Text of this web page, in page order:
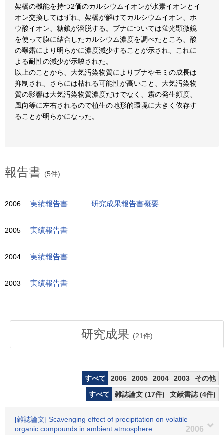
架橋の機能を持つ2価のカルシウムイオンが水素イオンとイ
オン交換してはずれ、架橋が解けてカルシウムイオン、ホ
ウ酸イオン、糖鎖が溶脱する。ブナについては蛍光顕微鏡
を使って膜に結合したカルシウム濃度を調べたところ、酸
の曝露により明らかに濃度減少することが示され、これに
よる耐性の減少が示唆された。
以上のことから、大気汚染物質によりブナやモミの成長は
抑制され、さらには枯れる可能性が高いこと、大気汚染物
質の影響は大気汚染物質濃度だけでなく、霧の発生頻度、
風向等に左右されるので植生の地形的環境に大きく依存す
ることが明らかになった。
報告書 (5件)
2006 実績報告書 研究成果報告書概要
2005 実績報告書
2004 実績報告書
2003 実績報告書
研究成果 (21件)
すべて 2006 2005 2004 2003
その他
すべて
雑誌論文 (17件) 文献書誌 (4件)
[雑誌論文] Scavenging effect of precipitation on volatile
organic compounds in ambient atmosphere
2006